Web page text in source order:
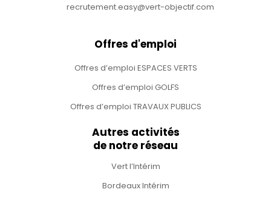
recrutement.easy@vert-objectif.com
Offres d'emploi
Offres d’emploi ESPACES VERTS
Offres d’emploi GOLFS
Offres d’emploi TRAVAUX PUBLICS
Autres activités
de notre réseau
Vert l’Intérim
Bordeaux Intérim